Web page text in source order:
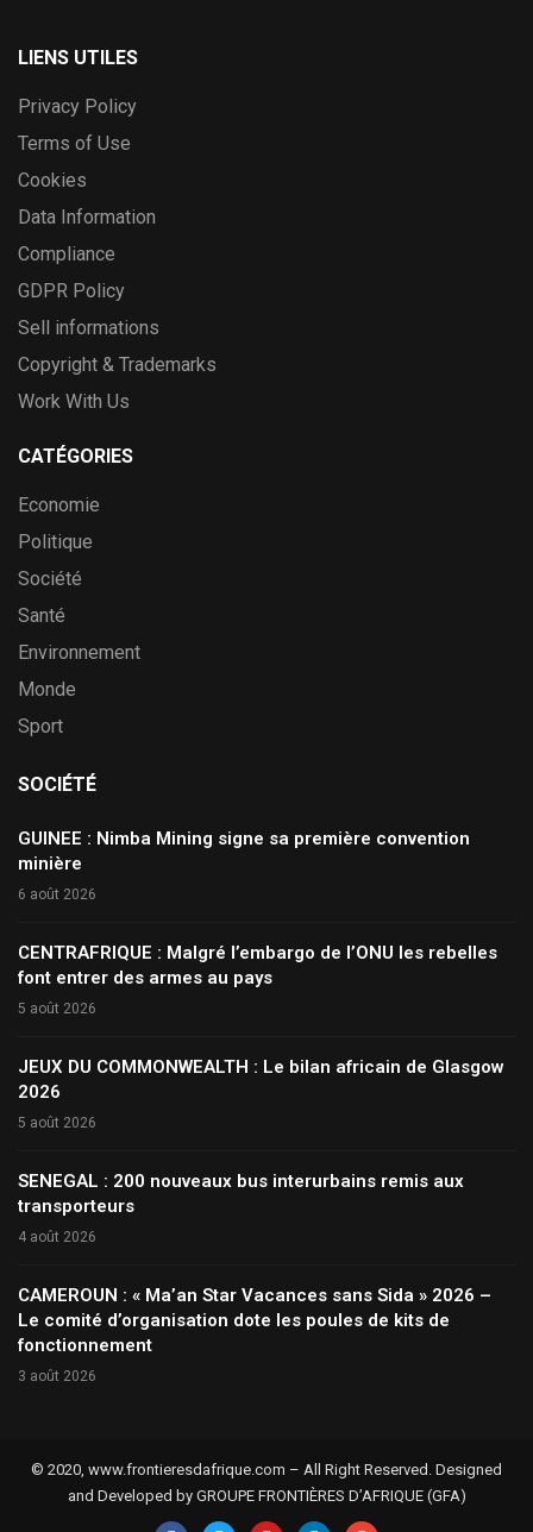
LIENS UTILES
Privacy Policy
Terms of Use
Cookies
Data Information
Compliance
GDPR Policy
Sell informations
Copyright & Trademarks
Work With Us
CATÉGORIES
Economie
Politique
Société
Santé
Environnement
Monde
Sport
SOCIÉTÉ
GUINEE : Nimba Mining signe sa première convention
minière
6 août 2026
CENTRAFRIQUE : Malgré l’embargo de l’ONU les rebelles
font entrer des armes au pays
5 août 2026
JEUX DU COMMONWEALTH : Le bilan africain de Glasgow
2026
5 août 2026
SENEGAL : 200 nouveaux bus interurbains remis aux
transporteurs
4 août 2026
CAMEROUN : « Ma’an Star Vacances sans Sida » 2026 –
Le comité d’organisation dote les poules de kits de
fonctionnement
3 août 2026
© 2020, www.frontieresdafrique.com – All Right Reserved. Designed
and Developed by GROUPE FRONTIÈRES D’AFRIQUE (GFA)